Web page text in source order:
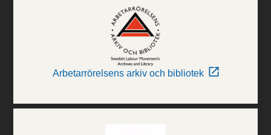
Arbetarrörelsens arkiv och bibliotek